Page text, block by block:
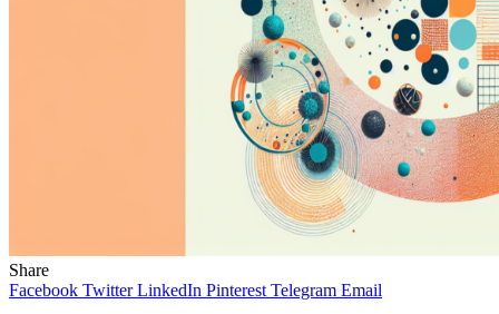
Share
Facebook Twitter LinkedIn Pinterest Telegram Email